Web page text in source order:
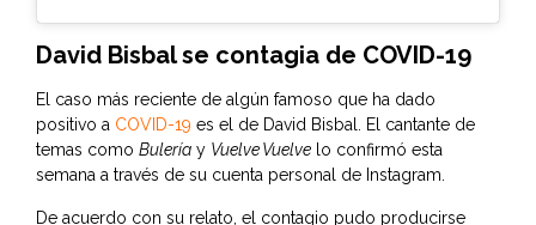
David Bisbal se contagia de COVID-19
El caso más reciente de algún famoso que ha dado
positivo a COVID-19 es el de David Bisbal. El cantante de
temas como Bulería y Vuelve Vuelve lo confirmó esta
semana a través de su cuenta personal de Instagram.
De acuerdo con su relato, el contagio pudo producirse